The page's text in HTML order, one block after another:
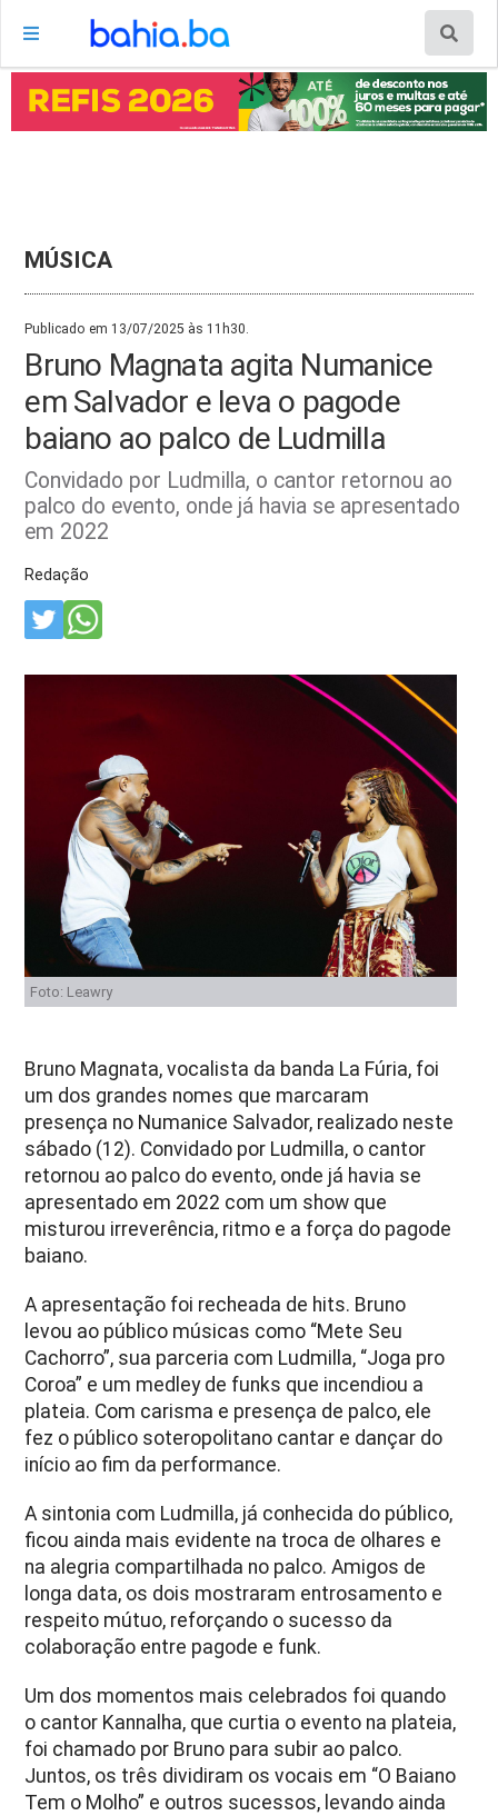
MÚSICA
Publicado em 13/07/2025 às 11h30.
Bruno Magnata agita Numanice
em Salvador e leva o pagode
baiano ao palco de Ludmilla
Convidado por Ludmilla, o cantor retornou ao
palco do evento, onde já havia se apresentado
em 2022
Redação
Foto: Leawry
Bruno Magnata, vocalista da banda La Fúria, foi
um dos grandes nomes que marcaram
presença no Numanice Salvador, realizado neste
sábado (12). Convidado por Ludmilla, o cantor
retornou ao palco do evento, onde já havia se
apresentado em 2022 com um show que
misturou irreverência, ritmo e a força do pagode
baiano.
A apresentação foi recheada de hits. Bruno
levou ao público músicas como “Mete Seu
Cachorro”, sua parceria com Ludmilla, “Joga pro
Coroa” e um medley de funks que incendiou a
plateia. Com carisma e presença de palco, ele
fez o público soteropolitano cantar e dançar do
início ao fim da performance.
A sintonia com Ludmilla, já conhecida do público,
ficou ainda mais evidente na troca de olhares e
na alegria compartilhada no palco. Amigos de
longa data, os dois mostraram entrosamento e
respeito mútuo, reforçando o sucesso da
colaboração entre pagode e funk.
Um dos momentos mais celebrados foi quando
o cantor Kannalha, que curtia o evento na plateia,
foi chamado por Bruno para subir ao palco.
Juntos, os três dividiram os vocais em “O Baiano
Tem o Molho” e outros sucessos, levando ainda